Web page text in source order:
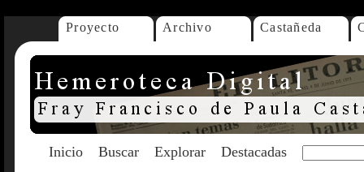
Proyecto Archivo Castañeda
Inicio Buscar Explorar Destacadas